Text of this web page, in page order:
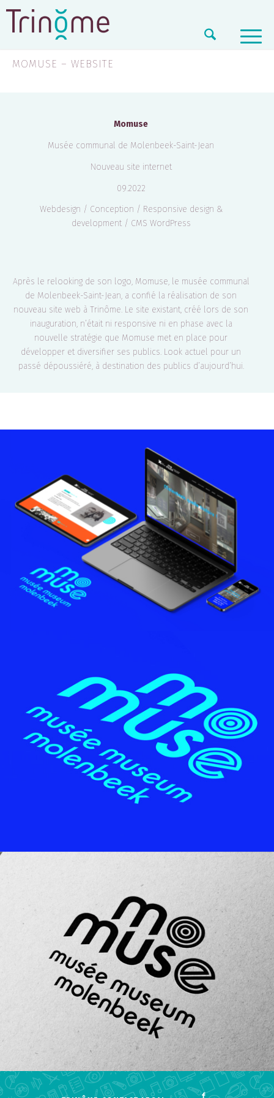
MOMUSE – WEBSITE
Momuse
Musée communal de Molenbeek-Saint-Jean
Nouveau site internet
09.2022
Webdesign / Conception / Responsive design &
development / CMS WordPress
Après le relooking de son logo, Momuse, le musée communal
de Molenbeek-Saint-Jean, a confié la réalisation de son
nouveau site web à Trinôme. Le site existant, créé lors de son
inauguration, n’était ni responsive ni en phase avec la
nouvelle stratégie que Momuse met en place pour
développer et diversifier ses publics. Look actuel pour un
passé dépoussiéré, à destination des publics d’aujourd’hui.